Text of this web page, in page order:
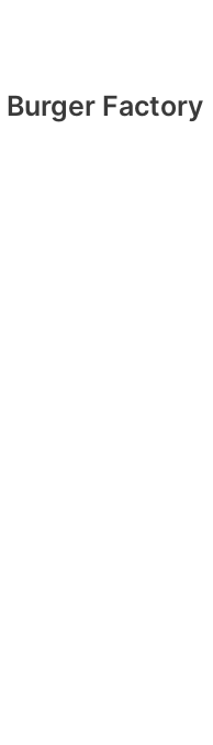
Factory